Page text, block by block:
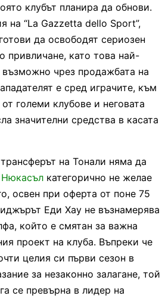
клубът планира да обнови.
на “La Gazzetta dello Sport”,
да освободят сериозен
привличане, като това най-
чрез продажбата на
е сред играчите, към
големи клубове и неговата
значителни средства в касата
на Тонали няма да
Нюкасълкатегорично не желае
освен при оферта от поне 75
Еди Хау не възнамерява
който е смятан за важна
проект на клуба. Въпреки че
целия си първи сезон в
за незаконно залагане, той
се превърна в лидер на